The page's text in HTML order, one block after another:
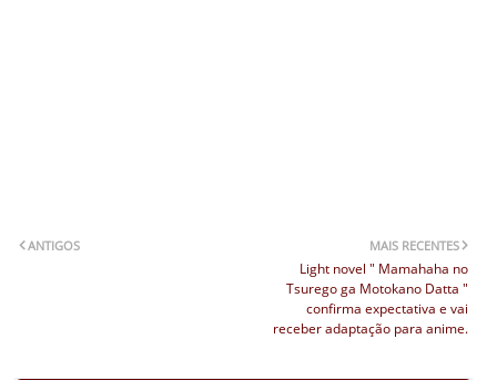
MAIS RECENTES
Light novel " Mamahaha no
Tsurego ga Motokano Datta "
confirma expectativa e vai
receber adaptação para anime.
ANTIGOS